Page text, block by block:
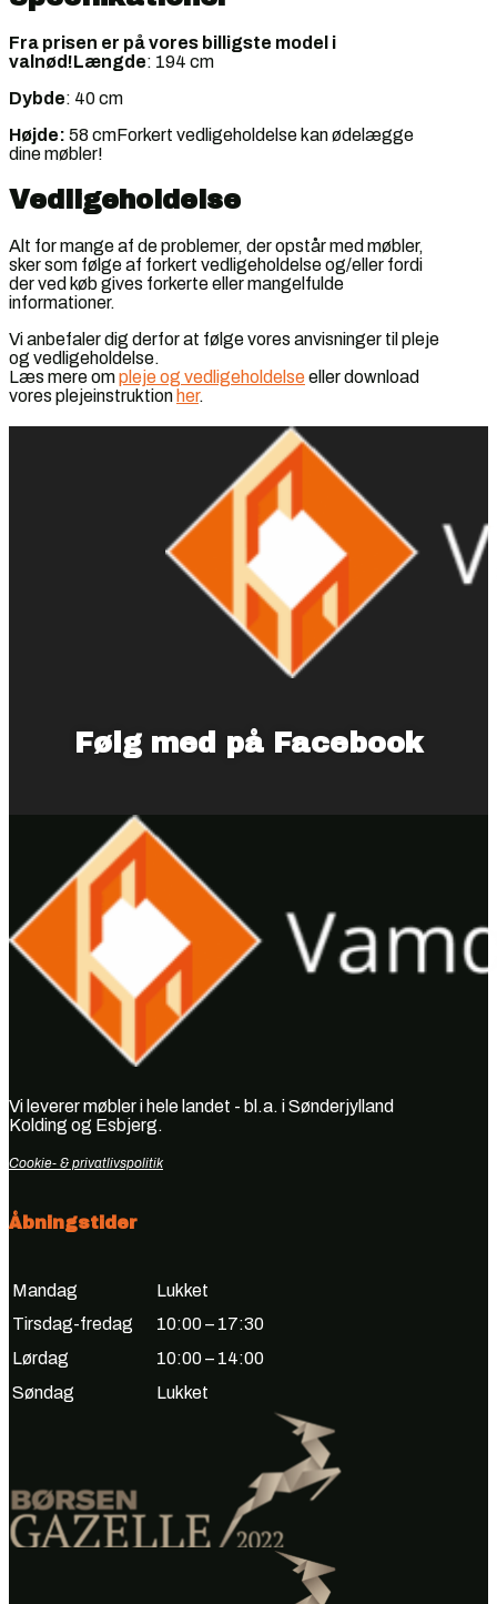
Fra prisen er på vores billigste model i
valnød!Længde: 194 cm
Dybde: 40 cm
Højde: 58 cmForkert vedligeholdelse kan ødelægge
dine møbler!
Vedligeholdelse
Alt for mange af de problemer, der opstår med møbler,
sker som følge af forkert vedligeholdelse og/eller fordi
der ved køb gives forkerte eller mangelfulde
informationer.
Vi anbefaler dig derfor at følge vores anvisninger til pleje
og vedligeholdelse.
Læs mere ompleje og vedligeholdelseeller download
vores plejeinstruktion her.
Følg med på Facebook
Vi leverer møbler i hele landet - bl.a. i Sønderjylland
Kolding og Esbjerg.
Cookie- & privatlivspolitik
Åbningstider
Mandag
Lukket
Tirsdag-fredag
10:00 – 17:30
Lørdag
10:00 – 14:00
Søndag
Lukket